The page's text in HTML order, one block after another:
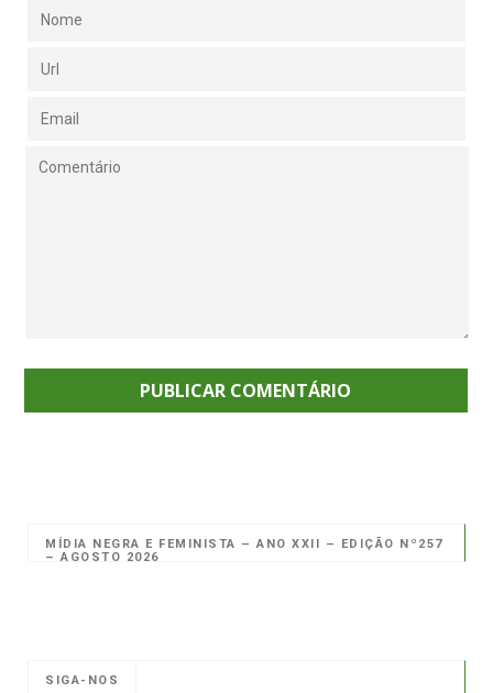
MÍDIA NEGRA E FEMINISTA – ANO XXII – EDIÇÃO Nº257
– AGOSTO 2026
SIGA-NOS